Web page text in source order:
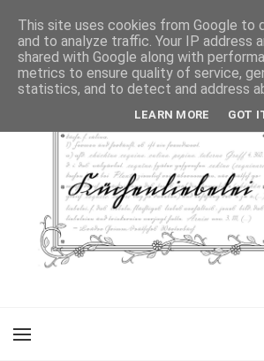
This site uses cookies from Google to
and to analyze traffic. Your IP address
shared with Google along with
metrics to ensure quality of service,
statistics, and to detect and address
LEARN MORE GOT